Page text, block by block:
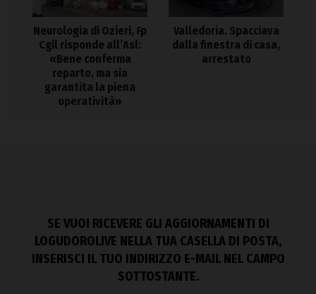
Neurologia di Ozieri, Fp
Cgil risponde all’Asl:
«Bene conferma
reparto, ma sia
garantita la piena
operatività»
Valledoria. Spacciava
dalla finestra di casa,
arrestato
SE VUOI RICEVERE GLI AGGIORNAMENTI DI
LOGUDOROLIVE NELLA TUA CASELLA DI POSTA,
INSERISCI IL TUO INDIRIZZO E-MAIL NEL CAMPO
SOTTOSTANTE.